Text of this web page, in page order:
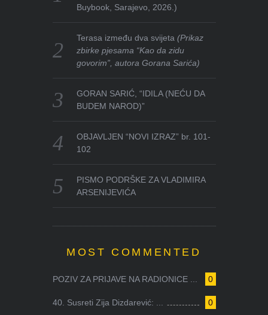
Buybook, Sarajevo, 2026.)
Terasa između dva svijeta(Prikaz
zbirke pjesama “Kao da zidu
govorim”, autora Gorana Sarića)
GORAN SARIĆ, “IDILA (NEĆU DA
BUDEM NAROD)”
OBJAVLJEN “NOVI IZRAZ” br. 101-
102
PISMO PODRŠKE ZA VLADIMIRA
ARSENIJEVIĆA
MOST COMMENTED
0
POZIV ZA PRIJAVE NA RADIONICE ...
0
40. Susreti Zija Dizdarević: ...